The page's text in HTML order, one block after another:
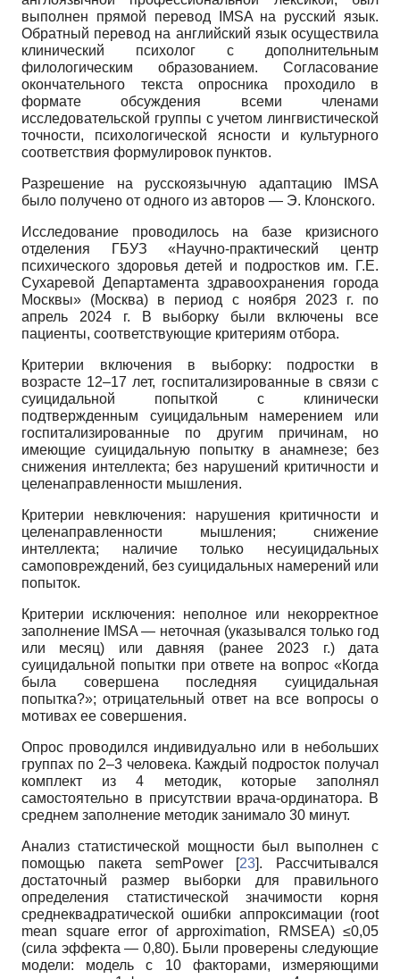
выполнен прямой перевод IMSA на русский язык.
Обратный перевод на английский язык осуществила
клинический психолог с дополнительным
филологическим образованием. Согласование
окончательного текста опросника проходило в
формате обсуждения всеми членами
исследовательской группы с учетом лингвистической
точности, психологической ясности и культурного
соответствия формулировок пунктов.
Разрешение на русскоязычную адаптацию IMSA
было получено от одного из авторов — Э. Клонского.
Исследование проводилось на базе кризисного
отделения ГБУЗ «Научно-практический центр
психического здоровья детей и подростков им. Г.Е.
Сухаревой Департамента здравоохранения города
Москвы» (Москва) в период с ноября 2023 г. по
апрель 2024 г. В выборку были включены все
пациенты, соответствующие критериям отбора.
Критерии включения в выборку: подростки в
возрасте 12–17 лет, госпитализированные в связи с
суицидальной попыткой с клинически
подтвержденным суицидальным намерением или
госпитализированные по другим причинам, но
имеющие суицидальную попытку в анамнезе; без
снижения интеллекта; без нарушений критичности и
целенаправленности мышления.
Критерии невключения: нарушения критичности и
целенаправленности мышления; снижение
интеллекта; наличие только несуицидальных
самоповреждений, без суицидальных намерений или
попыток.
Критерии исключения: неполное или некорректное
заполнение IMSA — неточная (указывался только год
или месяц) или давняя (ранее 2023 г.) дата
суицидальной попытки при ответе на вопрос «Когда
была совершена последняя суицидальная
попытка?»; отрицательный ответ на все вопросы о
мотивах ее совершения.
Опрос проводился индивидуально или в небольших
группах по 2–3 человека. Каждый подросток получал
комплект из 4 методик, которые заполнял
самостоятельно в присутствии врача-ординатора. В
среднем заполнение методик занимало 30 минут.
Анализ статистической мощности был выполнен с
помощью пакета semPower [23]. Рассчитывался
достаточный размер выборки для правильного
определения статистической значимости корня
среднеквадратической ошибки аппроксимации (root
mean square error of approximation, RMSEA) ≤0,05
(сила эффекта — 0,80). Были проверены следующие
модели: модель с 10 факторами, измеряющими